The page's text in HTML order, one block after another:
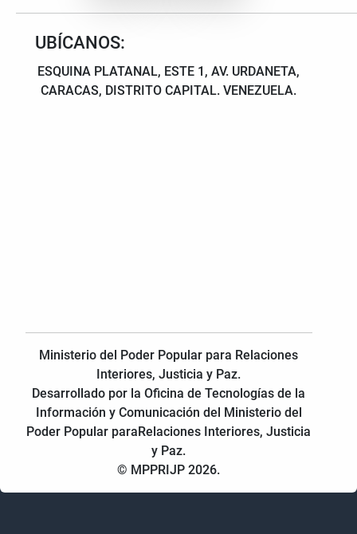
UBÍCANOS:
ESQUINA PLATANAL, ESTE 1, AV. URDANETA,
CARACAS, DISTRITO CAPITAL. VENEZUELA.
Ministerio del Poder Popular para Relaciones
Interiores, Justicia y Paz.
Desarrollado por la Oficina de Tecnologías de la
Información y Comunicación del Ministerio del
Poder Popular paraRelaciones Interiores, Justicia
y Paz.
© MPPRIJP 2026.